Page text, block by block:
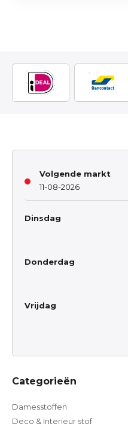
Volgende markt
11-08-2026
Dinsdag
Donderdag
Vrijdag
Categorieën
Damesstoffen
Deco & Interieur stof